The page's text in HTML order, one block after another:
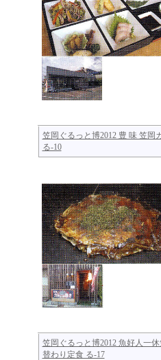
笠岡ぐるっと博2012 豊 味 笠岡
る-10
笠岡ぐるっと博2012 魚好人一
替わり定食 る-17